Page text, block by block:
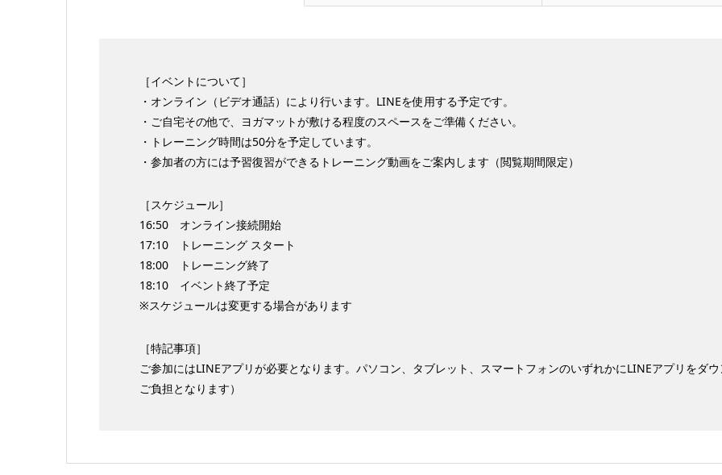
［イベントについて］
・オンライン（ビデオ通話）により行います。LINEを使用する予定です。
・ご自宅その他で、ヨガマットが敷ける程度のスペースをご準備ください。
・トレーニング時間は50分を予定しています。
・参加者の方には予習復習ができるトレーニング動画をご案内します（閲覧期間限定）
［スケジュール］
16:50 オンライン接続開始
17:10 トレーニング スタート
18:00 トレーニング終了
18:10 イベント終了予定
※スケジュールは変更する場合があります
［特記事項］
ご参加にはLINEアプリが必要となります。パソコン、タブレット、スマートフォンのいずれかにLINEアプリをダ
ご負担となります）